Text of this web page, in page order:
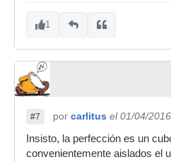
1
#7 por carlitus el 01/04/2016
Insisto, la perfección es un
convenientemente aislados el